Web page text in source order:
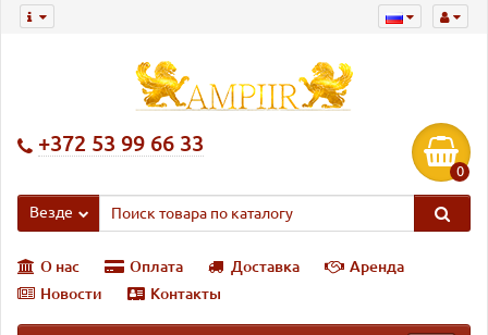
+372 53 99 66 33
0
Везде
О нас Оплата Доставка
Аренда
Новости
Контакты